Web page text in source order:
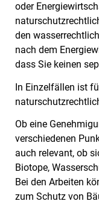
oder
den
nach dem
dass Sie keinen
In Einzelfällen ist
Ob eine
verschiedenen
auch relevant, ob
Biotope,
Bei den Arbeiten
zum Schutz von